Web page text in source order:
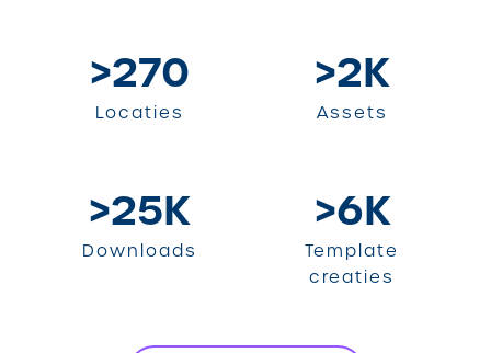
>270
Locaties
>2K
Assets
>25K
Downloads
>6K
Template
creaties